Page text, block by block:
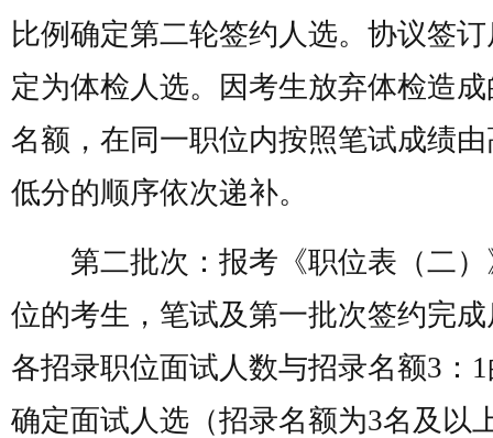
比例确定第二轮签约人选。协议签
定为体检人选。因考生放弃体检造
名额，在同一职位内按照笔试成绩
低分的顺序依次递补。
第二批次：报考《职位表（二）
位的考生，笔试及第一批次签约完
各招录职位面试人数与招录名额3：
确定面试人选（招录名额为3名及以